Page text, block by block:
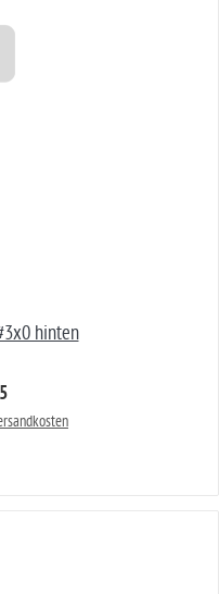
hinten